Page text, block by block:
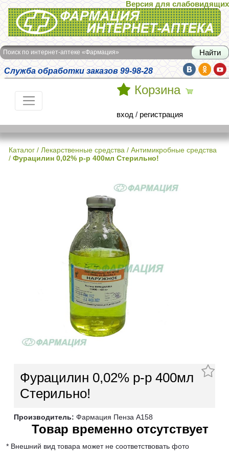
Интернет-аптека Фармация
Версия для слабовидящих
Поиск по интернет-аптеке «Фармация»
Служба обработки заказов 99-98-28
Корзина
вход / регистрация
Каталог / Лекарственные средства / Антимикробные средства
/ Фурацилин 0,02% р-р 400мл Стерильно!
Фурацилин 0,02% р-р 400мл
Стерильно!
Производитель: Фармация Пенза А158
Товар временно отсутствует
* Внешний вид товара может не соответствовать фото